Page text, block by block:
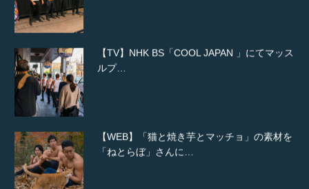
【WEB】「猫と焼き芋とマッチョ」の素材を
「ねとらぼ」さんに…
【YouTube】マッチョフリー素材メンバーが
ギネス世界記録…